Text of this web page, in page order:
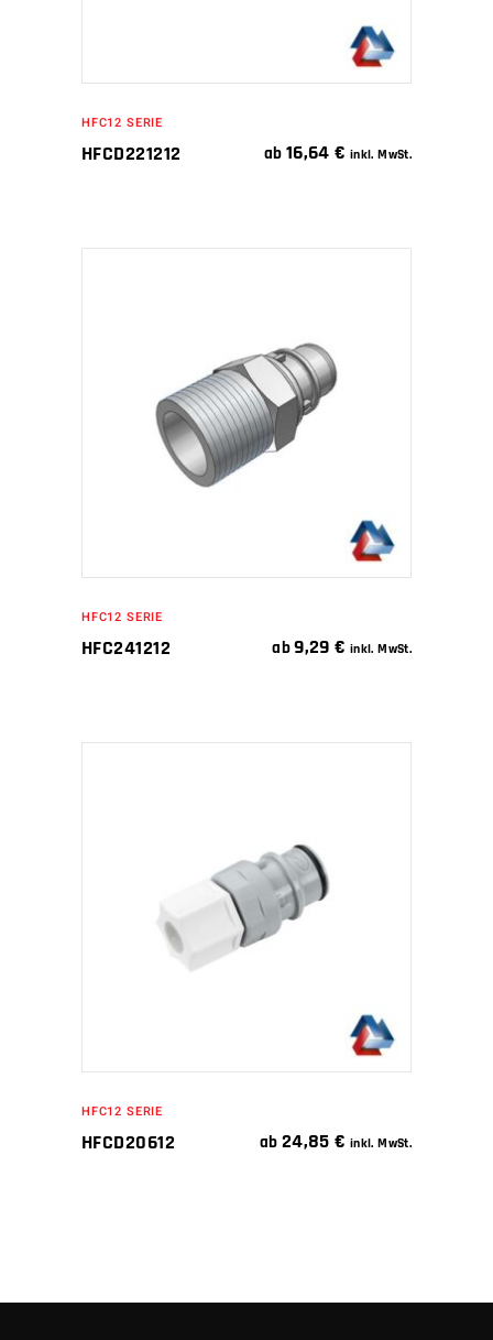
HFC12 SERIE
HFCD221212 ab 16,64€ inkl. MwSt.
IN DEN WARENKORB
HFC12 SERIE
HFC241212 ab9,29€ inkl. MwSt.
IN DEN WARENKORB
HFC12 SERIE
HFCD20612 ab 24,85€ inkl. MwSt.